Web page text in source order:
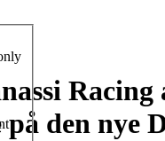
Racing
den nye